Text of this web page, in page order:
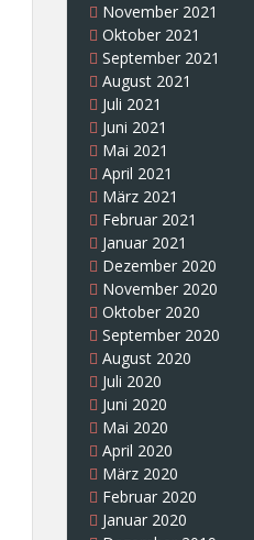
November 2021
Oktober 2021
September 2021
August 2021
Juli 2021
Juni 2021
Mai 2021
April 2021
März 2021
Februar 2021
Januar 2021
Dezember 2020
November 2020
Oktober 2020
September 2020
August 2020
Juli 2020
Juni 2020
Mai 2020
April 2020
März 2020
Februar 2020
Januar 2020